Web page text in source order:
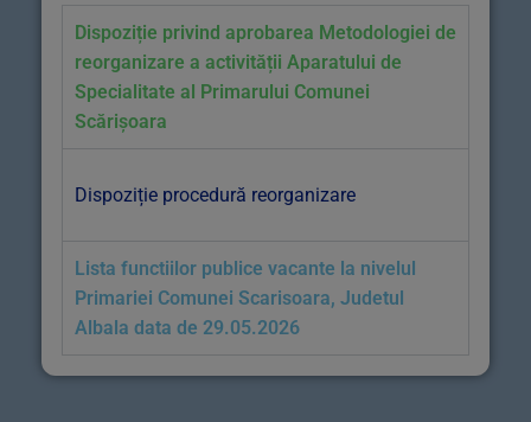
Dispoziție privind aprobarea Metodologiei de
reorganizare a activității Aparatului de
Specialitate al Primarului Comunei
Scărișoara
Dispoziție procedură reorganizare
Lista functiilor publice vacante la nivelul
Primariei Comunei Scarisoara, Judetul
Albala data de 29.05.2026